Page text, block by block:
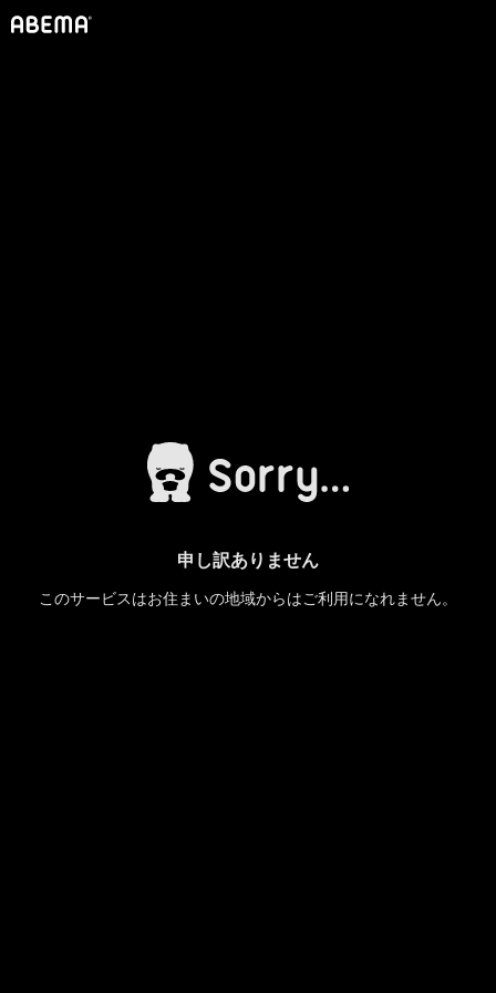
申し訳ありません
このサービスはお住まいの地域からはご利用になれません。